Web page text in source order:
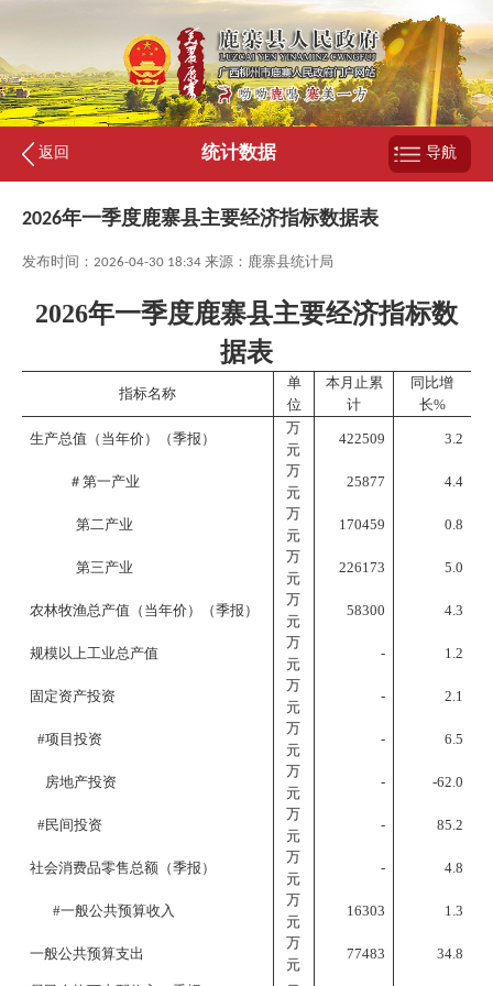
返回 统计数据 导航
2026年一季度鹿寨县主要经济指标数据表
发布时间：2026-04-30 18:34 来源：鹿寨县统计局
2026年一季度鹿寨县主要经济指标数
据表
指标名称
单
位
本月止累
计
同比增
长%
生产总值（当年价）（季报）
万
元
422509 3.2
＃第一产业
万
元
25877 4.4
第二产业
万
元
170459 0.8
第三产业
万
元
226173 5.0
农林牧渔总产值（当年价）（季报）
万
元
58300 4.3
规模以上工业总产值
万
元
- 1.2
固定资产投资
万
元
- 2.1
#项目投资
万
元
- 6.5
房地产投资
万
元
- -62.0
#民间投资
万
元
- 85.2
社会消费品零售总额（季报）
万
元
- 4.8
#一般公共预算收入
万
元
16303 1.3
一般公共预算支出
万
元
77483 34.8